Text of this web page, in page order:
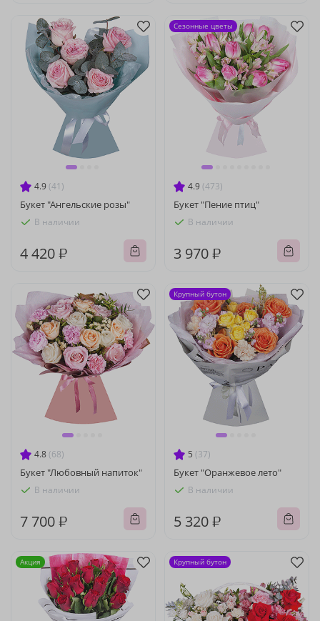
4.9 (41)
Букет "Ангельские розы"
В наличии
4 420 ₽
4.9 (473)
Букет "Пение птиц"
В наличии
3 970 ₽
Сезонные цветы
4.8 (68)
Букет "Любовный напиток"
В наличии
7 700 ₽
5 (37)
Букет "Оранжевое лето"
В наличии
5 320 ₽
Крупный бутон
Акция Крупный бутон